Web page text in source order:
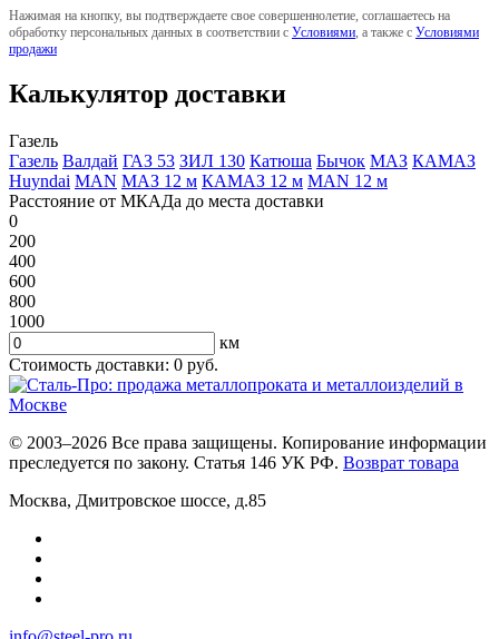
Нажимая на кнопку, вы подтверждаете свое совершеннолетие, соглашаетесь на
обработку персональных данных в соответствии с Условиями , а также с Условиями
продажи
Калькулятор доставки
Газель
Газель Валдай ГАЗ 53 ЗИЛ 130 Катюша Бычок МАЗ КАМАЗ
Huyndai MAN МАЗ 12 м КАМАЗ 12 м MAN 12 м
Расстояние от МКАДа до места доставки
0
200
400
600
800
1000
км
Стоимость доставки: 0 руб.
© 2003–2026 Все права защищены. Копирование информации
преследуется по закону. Статья 146 УК РФ. Возврат товара
Москва, Дмитровское шоссе, д.85